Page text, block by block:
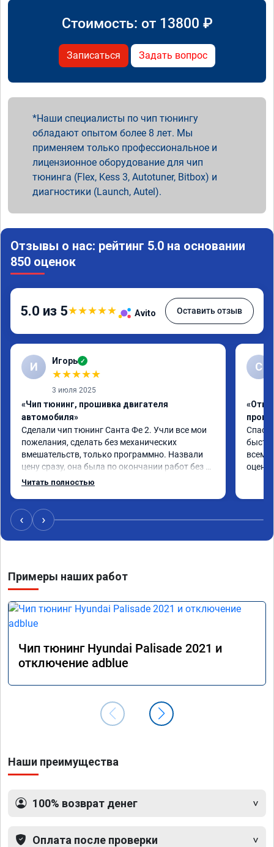
Стоимость: от 13800 ₽
Записаться Задать вопрос
Наши специалисты по чип тюнингу
обладают опытом более 8 лет. Мы
применяем только профессиональное и
лицензионное оборудование для чип
тюнинга (Flex, Kess 3, Autotuner, Bitbox) и
диагностики (Launch, Autel).
Отзывы о нас: рейтинг 5.0 на основании
850 оценок
5.0 из 5★★★★★ Avito Оставить отзыв
И Игорь ✓
★★★★★
3 июля 2025
«Чип тюнинг, прошивка двигателя
автомобиля»
Сделали чип тюнинг Санта Фе 2. Учли все мои
пожелания, сделать без механических
вмешательств, только программно. Назвали
цену сразу, она была по окончании работ без
изменений. Александр профи своего дела,
и процветания сервису!!!
Читать полностью
С
всем
‹ ›
Примеры наших работ
Чип тюнинг Hyundai Palisade 2021 и
отключение adblue
Наши преимущества
100% возврат денег
Оплата после проверки